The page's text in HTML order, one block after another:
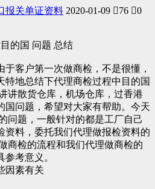
报关单证资料 2020-01-09 76 0
的国 问题 总结
客户第一次做商检，不是很懂，
特地总结下代理商检过程中目的国
讲散货仓库，机场仓库，过香港
国问题，希望对大家有帮助。今天
问题，一般针对的都是工厂自己
资料，委托我们代理做报检资料的
商检的流程和我们代理做商检的
考意义。
因素有关